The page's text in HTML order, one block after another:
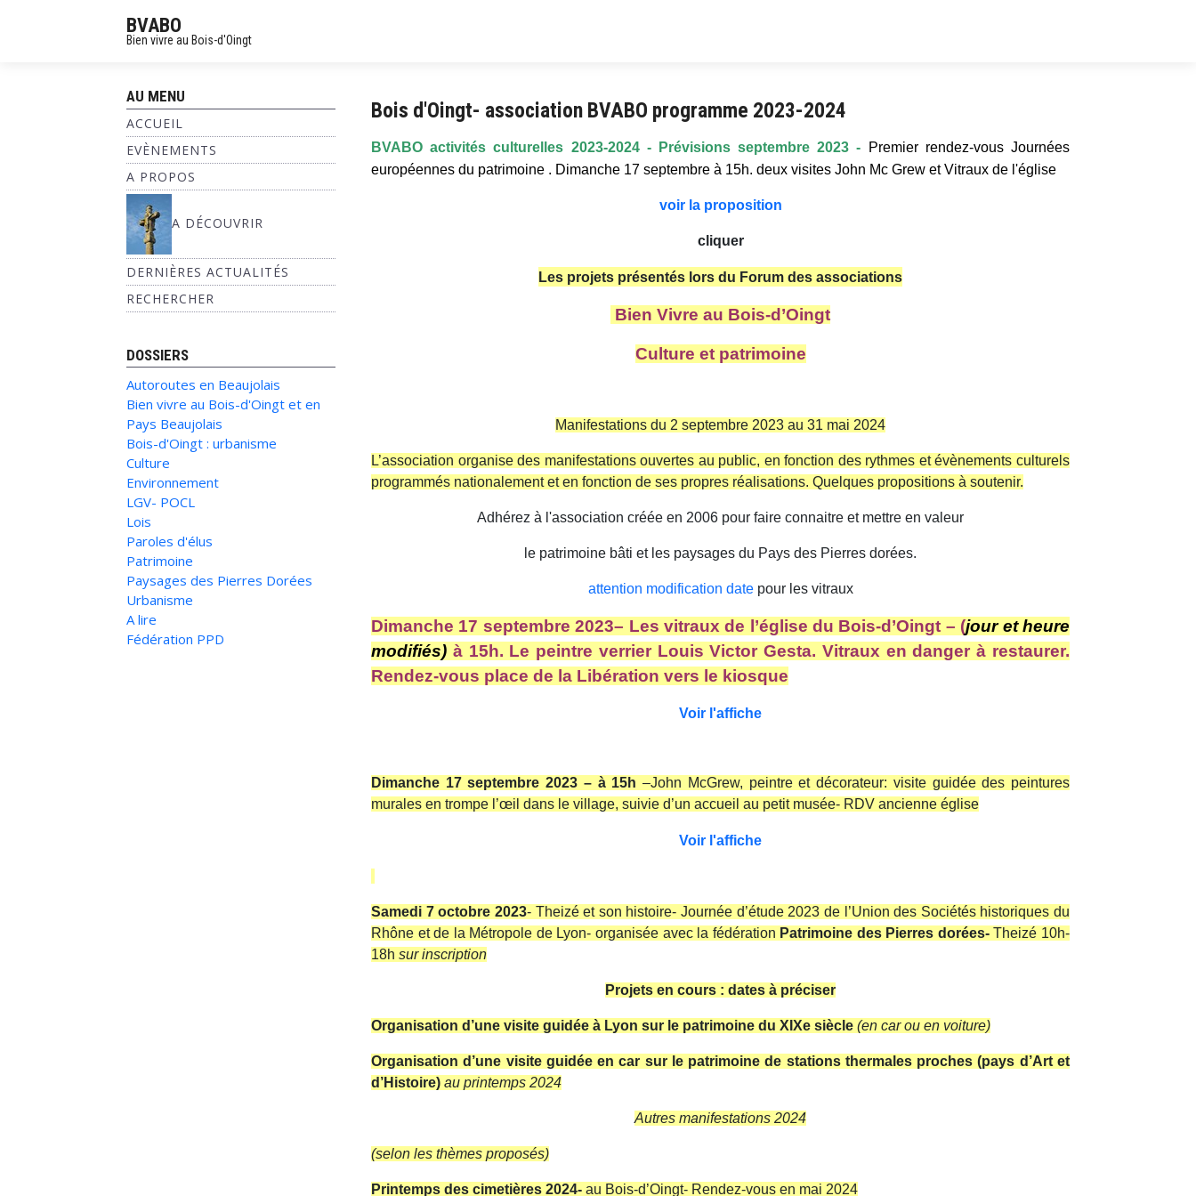
BVABO
Bien vivre au Bois-d'Oingt
AU MENU
ACCUEIL
EVÈNEMENTS
A PROPOS
A DÉCOUVRIR
DERNIÈRES ACTUALITÉS
RECHERCHER
DOSSIERS
Autoroutes en Beaujolais
Bien vivre au Bois-d'Oingt et en
Pays Beaujolais
Bois-d'Oingt : urbanisme
Culture
Environnement
LGV- POCL
Lois
Paroles d'élus
Patrimoine
Paysages des Pierres Dorées
Urbanisme
A lire
Fédération PPD
Bois d'Oingt- association BVABO programme 2023-2024
BVABO activités culturelles 2023-2024 - Prévisions septembre 2023 - Premier rendez-vous Journées
européennes du patrimoine . Dimanche 17 septembre à 15h. deux visites John Mc Grew et Vitraux de l'église
voir la proposition
cliquer
Les projets présentés lors du Forum des associations
Bien Vivre au Bois-d’Oingt
Culture et patrimoine
Manifestations du 2 septembre 2023 au 31 mai 2024
L’association organise des manifestations ouvertes au public, en fonction des rythmes et évènements culturels
programmés nationalement et en fonction de ses propres réalisations. Quelques propositions à soutenir.
Adhérez à l'association créée en 2006 pour faire connaitre et mettre en valeur
le patrimoine bâti et les paysages du Pays des Pierres dorées.
attention modification datepour les vitraux
Dimanche 17 septembre 2023– Les vitraux de l’église du Bois-d’Oingt – (jour et heure
modifiés) à 15h. Le peintre verrier Louis Victor Gesta. Vitraux en danger à restaurer.
Rendez-vous place de la Libération vers le kiosque
Voir l'affiche
Dimanche 17 septembre 2023 – à 15h –John McGrew, peintre et décorateur: visite guidée des peintures
murales en trompe l’œil dans le village, suivie d’un accueil au petit musée- RDV ancienne église
Voir l'affiche
Samedi 7 octobre 2023- Theizé et son histoire- Journée d’étude 2023 de l’Union des Sociétés historiques du
Rhône et de la Métropole de Lyon- organisée avec la fédération Patrimoine des Pierres dorées-Theizé 10h-
18h sur inscription
Projets en cours : dates à préciser
Organisation d’une visite guidée à Lyon sur le patrimoine du XIXe siècle (en car ou en voiture)
Organisation d’une visite guidée en car sur le patrimoine de stations thermales proches (pays d’Art et
d’Histoire) au printemps 2024
Autres manifestations 2024
(selon les thèmes proposés)
Printemps des cimetières 2024- au Bois-d’Oingt- Rendez-vous en mai 2024